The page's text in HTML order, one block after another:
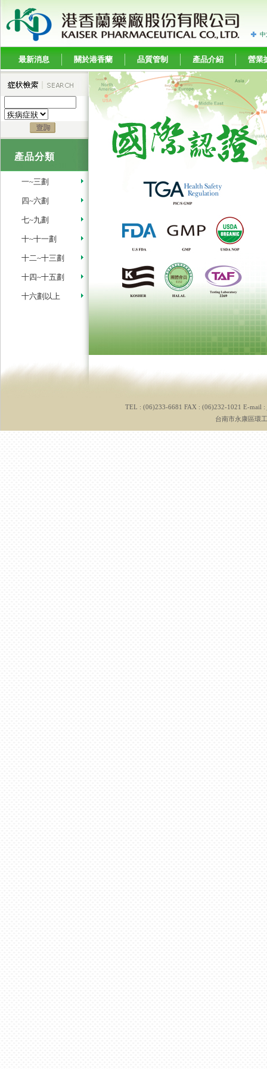
中
最新消息 關於港香蘭 品質管制 產品介紹 營業
產品分類
一~三劃
四~六劃
七~九劃
十~十一劃
十二~十三劃
十四~十五劃
十六劃以上
TEL : (06)233-6681 FAX : (06)232-1021 E-mail :
台南市永康區環